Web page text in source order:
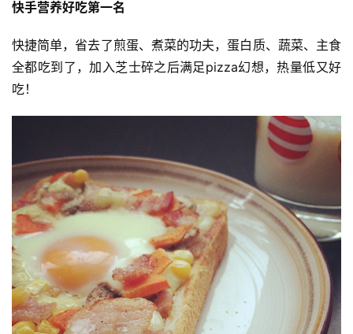
快手营养好吃第一名
快捷简单，省去了煎蛋、煮菜的功夫，蛋白质、蔬菜、主食
全都吃到了，加入芝士碎之后满足pizza幻想，热量低又好
吃！